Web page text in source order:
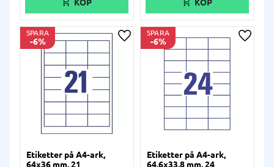
Etiketter på A4-ark,
64x36 mm, 21
SPARA
6% Lägg till i önskelista
Etiketter på A4-ark,
64,6x33,8 mm, 24
SPARA
6% Lägg